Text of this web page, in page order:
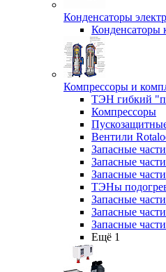
Конденсаторы
Конденсаторы
Компрессоры и
ТЭН гибкий
Компрессоры
Вентили
Запасные
Запасные
Запасные
ТЭНы
Запасные
Запасные
Запасные
Ещё 1